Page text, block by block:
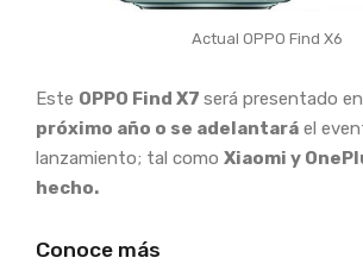
Actual OPPO Find X6
Este OPPO Find X7 será presentado en
próximo año o se adelantará el
lanzamiento; tal como Xiaomi y
hecho.
Conoce más